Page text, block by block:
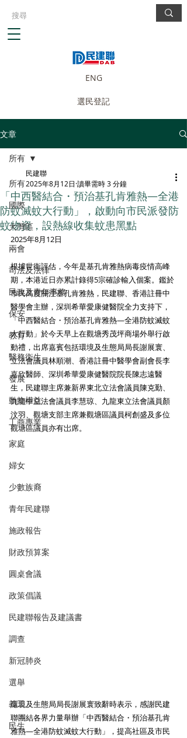
ENG
選民登記
文章
所有
國際
大灣區
兩會
司法及法律
民政及青年事務
保安
教育
醫務衛生
發展
動物權益
工商專業
家庭
婦女
少數族裔
青年民建聯
施政報告
財政預算案
圓桌會議
政策倡議
民建聯報告及建議書
調查
新冠肺炎
選舉
義工
民生
所有
「中西醫結合・預治基孔肯雅熱—全港
防蚊滅蚊大行動」，啟動向市民派發防
蚊物資，設熱線收集蚊患黑點
民建聯
2025年8月12日 讀畢需時 3 分鐘
2025年8月12日
根據世衛評估，今年是基孔肯雅熱病毒疫情高峰
期，本港近日亦累計錄得5宗確診輸入個案。鑑於
市民高度關注基孔肯雅熱，民建聯、香港註冊中
醫學會主辦，深圳希華愛康健醫院全力支持下，
「中西醫結合・預治基孔肯雅熱—全港防蚊滅蚊
大行動」於今天早上在觀塘秀茂坪商場外舉行啟
動禮，出席嘉賓包括環境及生態局局長謝展寰、
立法會議員林順潮、香港註冊中醫學會副會長李
嘉欣醫師、深圳希華愛康健醫院院長陳志遠醫
生，民建聯主席兼新界東北立法會議員陳克勤、
九龍中立法會議員李慧琼、九龍東立法會議員顏
汶羽、觀塘支部主席兼觀塘區議員柯創盛及多位
觀塘區議員亦有岀席。
環境及生態局局長謝展寰致辭時表示，感謝民建
聯團結各界力量舉辦「中西醫結合・預治基孔肯
雅熱—全港防蚊滅蚊大行動」，提高社區及市民